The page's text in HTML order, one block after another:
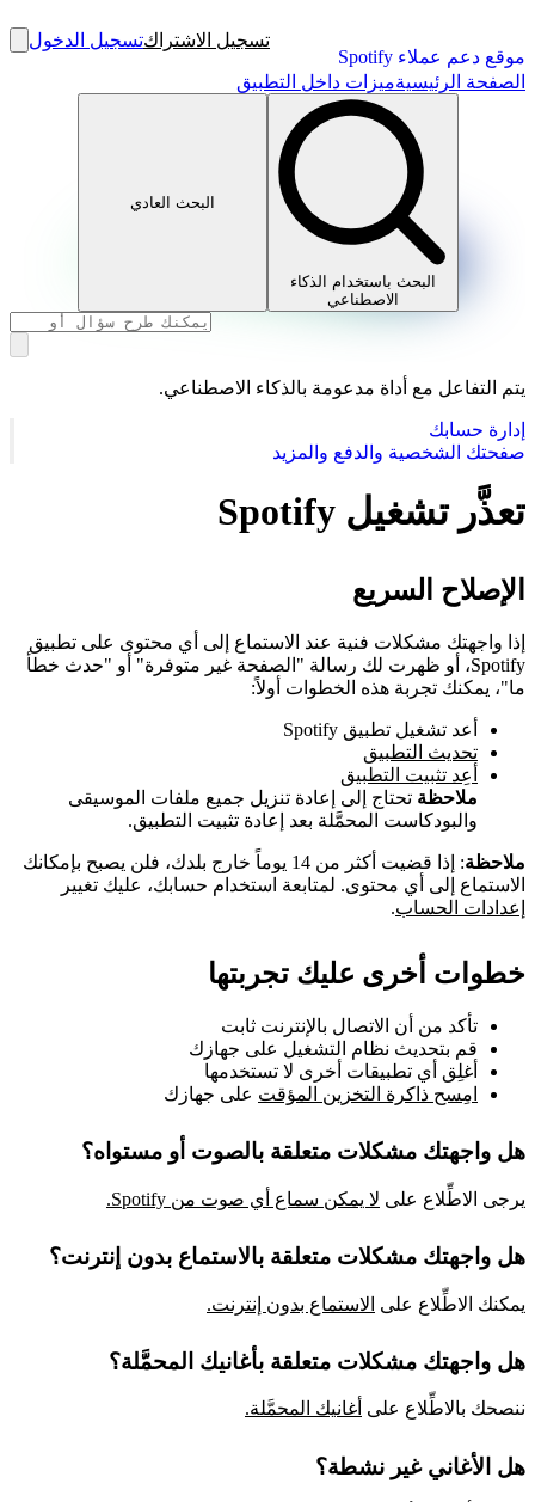
موقع دعم عملاء Spotify
تسجيل الاشتراكتسجيل الدخول
الصفحة الرئيسيةميزات داخل التطبيق
البحث باستخدام الذكاء
الاصطناعي
البحث العادي
يتم التفاعل مع أداة مدعومة بالذكاء الاصطناعي.
إدارة حسابك
صفحتك الشخصية والدفع والمزيد
تعذَّر تشغيل Spotify
الإصلاح السريع
إذا واجهتك مشكلات فنية عند الاستماع إلى أي محتوى على تطبيق
Spotify، أو ظهرت لك رسالة "الصفحة غير متوفرة" أو "حدث خطأ
ما"، يمكنك تجربة هذه الخطوات أولاً:
أعد تشغيل تطبيق Spotify
تحديث التطبيق
أعِد تثبيت التطبيق
ملاحظة تحتاج إلى إعادة تنزيل جميع ملفات الموسيقى
والبودكاست المحمَّلة بعد إعادة تثبيت التطبيق.
ملاحظة
: إذا قضيت أكثر من 14 يوماً خارج بلدك، فلن يصبح بإمكانك
الاستماع إلى أي محتوى. لمتابعة استخدام حسابك، عليك تغيير
إعدادات الحساب.
خطوات أخرى عليك تجربتها
تأكد من أن الاتصال بالإنترنت ثابت
قم بتحديث نظام التشغيل على جهازك
أغلِق أي تطبيقات أخرى لا تستخدمها
امِسح ذاكرة التخزين المؤقت على جهازك
هل واجهتك مشكلات متعلقة بالصوت أو مستواه؟
يرجى الاطِّلاع على لا يمكن سماع أي صوت من Spotify.
هل واجهتك مشكلات متعلقة بالاستماع بدون إنترنت؟
يمكنك الاطِّلاع على الاستماع بدون إنترنت.
هل واجهتك مشكلات متعلقة بأغانيك المحمَّلة؟
ننصحك بالاطِّلاع على أغانيك المحمَّلة.
هل الأغاني غير نشطة؟